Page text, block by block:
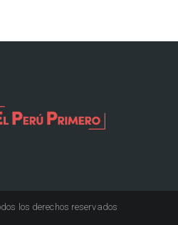
los derechos reservados